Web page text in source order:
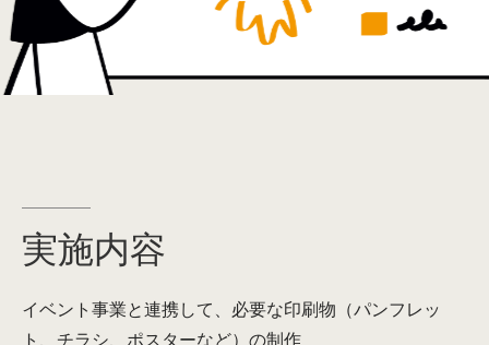
実施内容
イベント事業と連携して、必要な印刷物（パンフレッ
ト、チラシ、ポスターなど）の制作